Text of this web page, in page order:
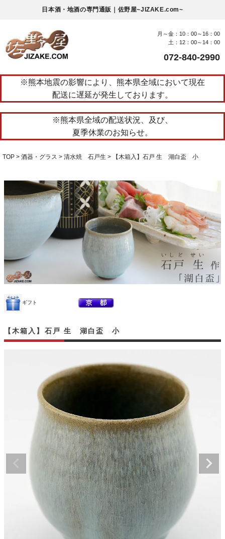
日本酒・地酒の専門通販｜佐野屋~JIZAKE.com~
月～金：10：00～16：00
土：12：00～14：00
072-840-2990
※熊本地震の影響により、熊本県全域において現在
配送に遅延が発生しております。
※熊本県全域の配送状況、及び、
夏季休業のお知らせ。
TOP 酒器・グラス 清水焼 石戸生 【木箱入】石戸 生 湖白盃 小
ギフト
【木箱入】石戸 生 湖白盃 小